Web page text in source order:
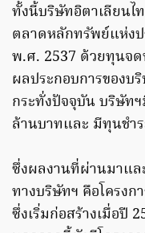
ทั้งนี้บริษัทอิตาเลียนไ
ตลาดหลักทรัพย์แห่งป
พ.ศ. 2537 ด้วยทุนจ
ผลประกอบการของบ
กระทั่งปัจจุบัน บริษัท
ล้านบาทและ มีทุนชำ
ซึ่งผลงานที่ผ่านมาแล
ทางบริษัทฯ คือโครง
ซึ่งเริ่มก่อสร้างเมื่อปี